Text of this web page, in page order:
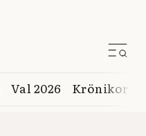
Val 2026 Krönikor